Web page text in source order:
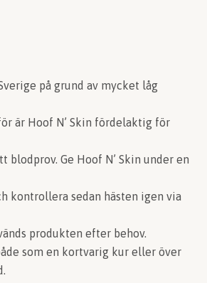
på grund av mycket låg
är Hoof N’ Skin fördelaktig för
blodprov. Ge Hoof N’ Skin under en
kontrollera sedan hästen igen via
produkten efter behov.
som en kortvarig kur eller över